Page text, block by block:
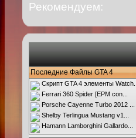
Рекомендуем:
Последние Файлы GTA 4
Скрипт GTA 4 элементы Watch...
Ferrari 360 Spider [EPM con...
Porsche Cayenne Turbo 2012 ...
Shelby Terlingua Mustang v1...
Hamann Lamborghini Gallardo...